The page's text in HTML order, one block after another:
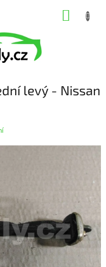
levý - Nissan